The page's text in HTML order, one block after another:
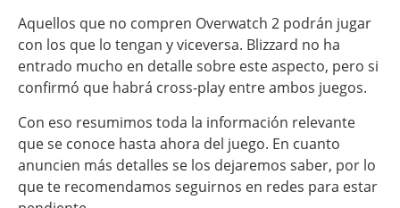
Aquellos que no compren Overwatch 2 podrán jugar
con los que lo tengan y viceversa. Blizzard no ha
entrado mucho en detalle sobre este aspecto, pero si
confirmó que habrá cross-play entre ambos juegos.
Con eso resumimos toda la información relevante
que se conoce hasta ahora del juego. En cuanto
anuncien más detalles se los dejaremos saber, por lo
que te recomendamos seguirnos en redes para estar